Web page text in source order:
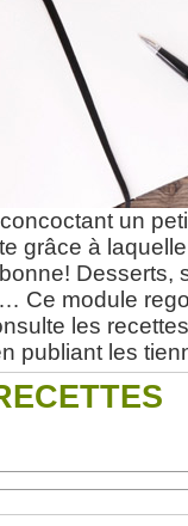
un
grâce à
Desserts,
Ce module
les
publiant les